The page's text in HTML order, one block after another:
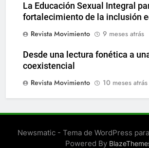
La Educación Sexual Integral
fortalecimiento de la inclusión
Revista Movimiento
9 meses atrás
Desde una lectura fonética a
coexistencial
Revista Movimiento
10 meses atrás
Newsmatic - Tema de WordPress
Powered By